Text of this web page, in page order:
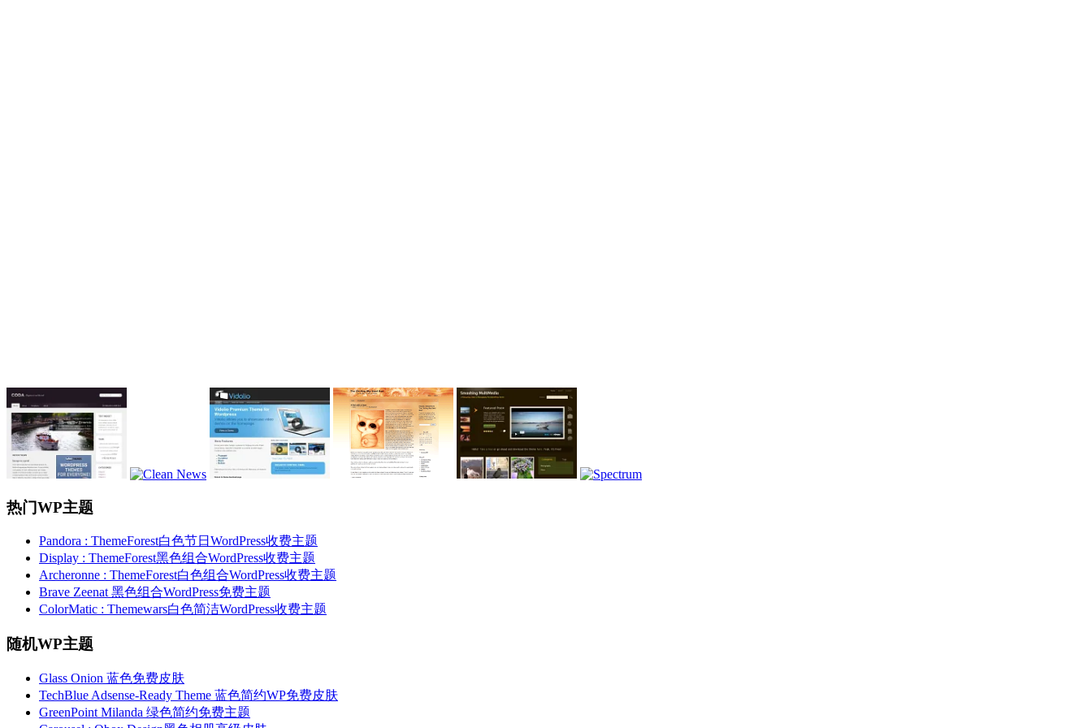
热门WP主题
Pandora : ThemeForest白色节日WordPress收费主题
Display : ThemeForest黑色组合WordPress收费主题
Archeronne : ThemeForest白色组合WordPress收费主题
Brave Zeenat 黑色组合WordPress免费主题
ColorMatic : Themewars白色简洁WordPress收费主题
随机WP主题
Glass Onion 蓝色免费皮肤
TechBlue Adsense-Ready Theme 蓝色简约WP免费皮肤
GreenPoint Milanda 绿色简约免费主题